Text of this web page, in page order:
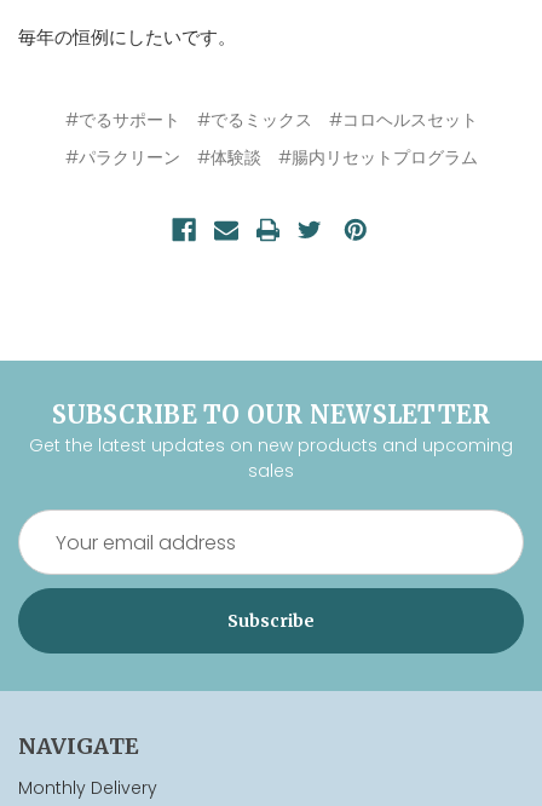
毎年の恒例にしたいです。
#でるサポート #でるミックス
#コロヘルスセット
#パラクリーン
#体験談 #腸内リセットプログラム
SUBSCRIBE TO OUR NEWSLETTER
Get the latest updates on new products and upcoming
sales
Email
Address
NAVIGATE
Monthly Delivery